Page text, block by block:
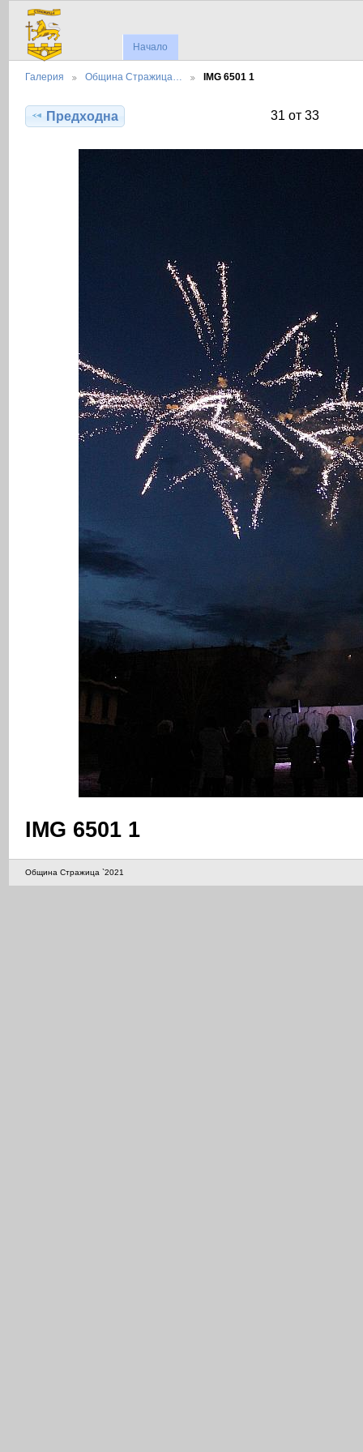
Начало
Галерия Община Стражица… IMG 6501 1
Предходна 31 от 33
IMG 6501 1
Община Стражица `2021